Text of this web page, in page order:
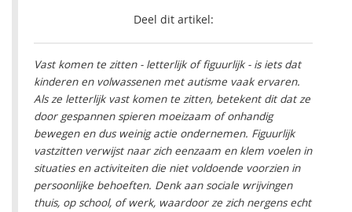
Deel dit artikel:
Vast komen te zitten - letterlijk of figuurlijk - is iets dat
kinderen en volwassenen met autisme vaak ervaren.
Als ze letterlijk vast komen te zitten, betekent dit dat ze
door gespannen spieren moeizaam of onhandig
bewegen en dus weinig actie ondernemen. Figuurlijk
vastzitten verwijst naar zich eenzaam en klem voelen in
situaties en activiteiten die niet voldoende voorzien in
persoonlijke behoeften. Denk aan sociale wrijvingen
thuis, op school, of werk, waardoor ze zich nergens echt